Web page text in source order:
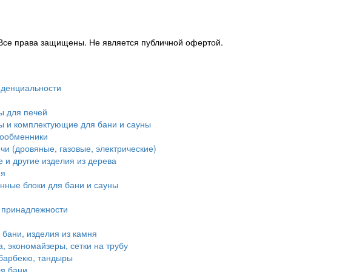
права защищены. Не является публичной офертой.
для печей
и комплектующие для бани и сауны
(дровяные, газовые, электрические)
другие изделия из дерева
блоки для бани и сауны
изделия из камня
экономайзеры, сетки на трубу
тандыры
бани